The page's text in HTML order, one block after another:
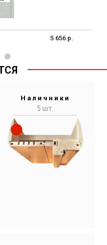
5 656 р.
Наличники
5 шт.